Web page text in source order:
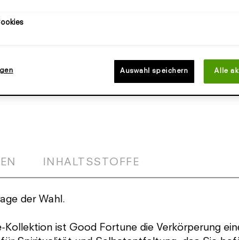
INHALTSSTOFFE
der Wahl.
ist Good Fortune die Verkörperung
Auswahl speichern Alle